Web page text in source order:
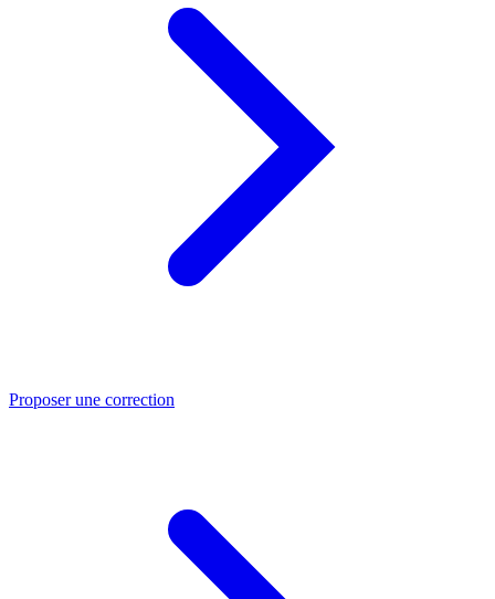
Proposer une correction